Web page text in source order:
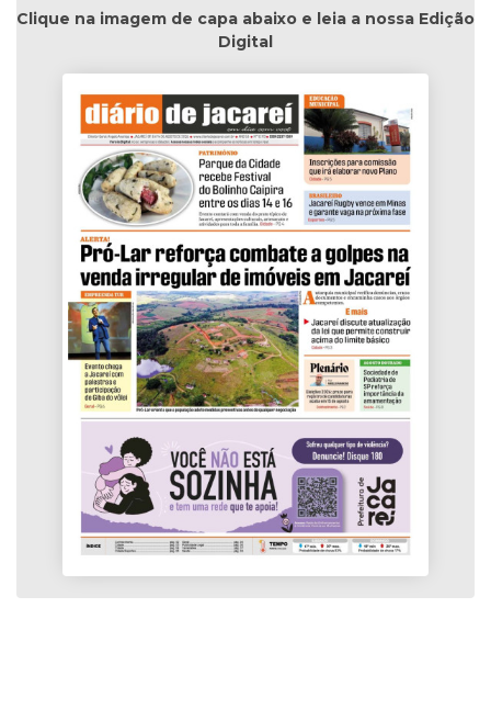
Clique na imagem de capa abaixo e leia a nossa Edição
Digital